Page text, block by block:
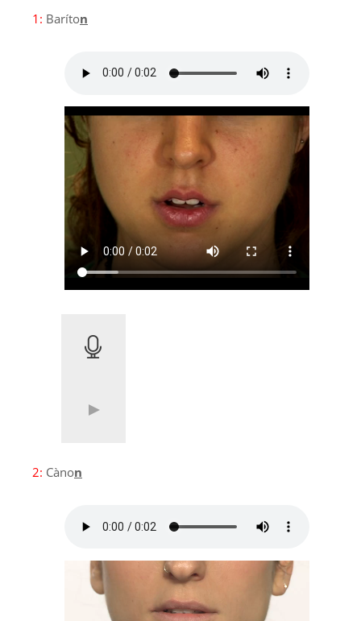
1: Baríton
2: Cànon